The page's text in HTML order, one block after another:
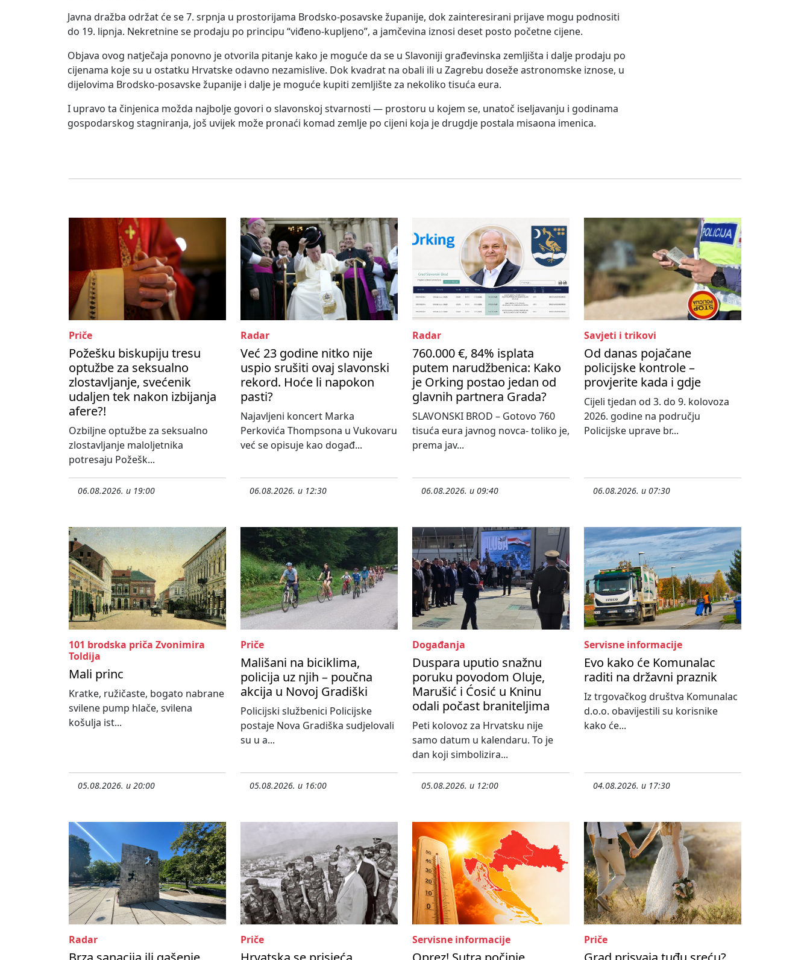
Javna dražba održat će se 7. srpnja u prostorijama Brodsko-posavske županije, dok zainteresirani prijave mogu podnositi
do 19. lipnja. Nekretnine se prodaju po principu “viđeno-kupljeno”, a jamčevina iznosi deset posto početne cijene.
Objava ovog natječaja ponovno je otvorila pitanje kako je moguće da se u Slavoniji građevinska zemljišta i dalje prodaju po
cijenama koje su u ostatku Hrvatske odavno nezamislive. Dok kvadrat na obali ili u Zagrebu doseže astronomske iznose, u
dijelovima Brodsko-posavske županije i dalje je moguće kupiti zemljište za nekoliko tisuća eura.
I upravo ta činjenica možda najbolje govori o slavonskoj stvarnosti — prostoru u kojem se, unatoč iseljavanju i godinama
gospodarskog stagniranja, još uvijek može pronaći komad zemlje po cijeni koja je drugdje postala misaona imenica.
Priče
Požešku biskupiju tresu
optužbe za seksualno
zlostavljanje, svećenik
udaljen tek nakon izbijanja
afere?!
Ozbiljne optužbe za seksualno
zlostavljanje maloljetnika
potresaju Požešk...
06.08.2026. u 19:00
Radar
Već 23 godine nitko nije
uspio srušiti ovaj slavonski
rekord. Hoće li napokon
pasti?
Najavljeni koncert Marka
Perkovića Thompsona u Vukovaru
već se opisuje kao događ...
06.08.2026. u 12:30
Radar
760.000 €, 84% isplata
putem narudžbenica: Kako
je Orking postao jedan od
glavnih partnera Grada?
SLAVONSKI BROD – Gotovo 760
tisuća eura javnog novca- toliko je,
prema jav...
06.08.2026. u 09:40
Savjeti i trikovi
Od danas pojačane
policijske kontrole –
provjerite kada i gdje
Cijeli tjedan od 3. do 9. kolovoza
2026. godine na području
Policijske uprave br...
06.08.2026. u 07:30
101 brodska priča Zvonimira
Toldija
Mali princ
Kratke, ružičaste, bogato nabrane
svilene pump hlače, svilena
košulja ist...
05.08.2026. u 20:00
Priče
Mališani na biciklima,
policija uz njih – poučna
akcija u Novoj Gradiški
Policijski službenici Policijske
postaje Nova Gradiška sudjelovali
su u a...
05.08.2026. u 16:00
Događanja
Duspara uputio snažnu
poruku povodom Oluje,
Marušić i Ćosić u Kninu
odali počast braniteljima
Peti kolovoz za Hrvatsku nije
samo datum u kalendaru. To je
dan koji simbolizira...
05.08.2026. u 12:00
Servisne informacije
Evo kako će Komunalac
raditi na državni praznik
Iz trgovačkog društva Komunalac
d.o.o. obavijestili su korisnike
kako će...
04.08.2026. u 17:30
Radar Priče Servisne informacije Priče